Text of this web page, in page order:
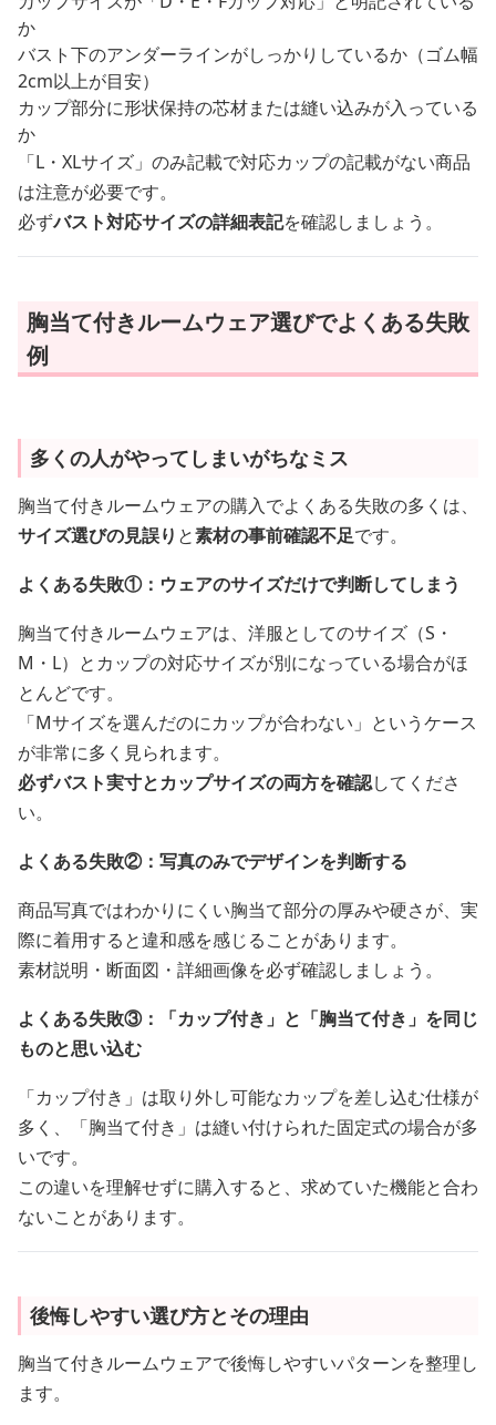
か
バスト下のアンダーラインがしっかりしているか（ゴム幅
2cm以上が目安）
カップ部分に形状保持の芯材または縫い込みが入っている
か
「L・XLサイズ」のみ記載で対応カップの記載がない商品
は注意が必要です。
必ずバスト対応サイズの詳細表記を確認しましょう。
胸当て付きルームウェア選びでよくある失敗
例
多くの人がやってしまいがちなミス
胸当て付きルームウェアの購入でよくある失敗の多くは、
サイズ選びの見誤り と素材の事前確認不足です。
よくある失敗①：ウェアのサイズだけで判断してしまう
胸当て付きルームウェアは、洋服としてのサイズ（S・
M・L）とカップの対応サイズが別になっている場合がほ
とんどです。
「Mサイズを選んだのにカップが合わない」というケース
が非常に多く見られます。
必ずバスト実寸とカップサイズの両方を確認してくださ
い。
よくある失敗②：写真のみでデザインを判断する
商品写真ではわかりにくい胸当て部分の厚みや硬さが、実
際に着用すると違和感を感じることがあります。
素材説明・断面図・詳細画像を必ず確認しましょう。
よくある失敗③：「カップ付き」と「胸当て付き」を同じ
ものと思い込む
「カップ付き」は取り外し可能なカップを差し込む仕様が
多く、「胸当て付き」は縫い付けられた固定式の場合が多
いです。
この違いを理解せずに購入すると、求めていた機能と合わ
ないことがあります。
後悔しやすい選び方とその理由
胸当て付きルームウェアで後悔しやすいパターンを整理し
ます。